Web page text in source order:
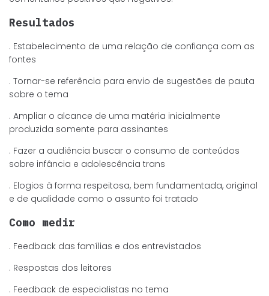
Resultados
. Estabelecimento de uma relação de confiança com as
fontes
. Tornar-se referência para envio de sugestões de pauta
sobre o tema
. Ampliar o alcance de uma matéria inicialmente
produzida somente para assinantes
. Fazer a audiência buscar o consumo de conteúdos
sobre infância e adolescência trans
. Elogios à forma respeitosa, bem fundamentada, original
e de qualidade como o assunto foi tratado
Como medir
. Feedback das famílias e dos entrevistados
. Respostas dos leitores
. Feedback de especialistas no tema